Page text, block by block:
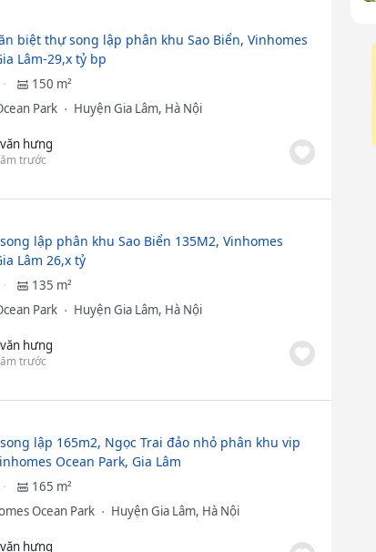
biệt thự song lập phân khu Sao Biển, Vinhomes
Lâm-29,x tỷ bp
150 m²
Park
Huyện Gia Lâm, Hà Nội
hưng
trước
lập phân khu Sao Biển 135M2, Vinhomes
Lâm 26,x tỷ
135 m²
Park
Huyện Gia Lâm, Hà Nội
hưng
trước
lập 165m2, Ngọc Trai đảo nhỏ phân khu vip
Ocean Park, Gia Lâm
165 m²
Ocean Park
Huyện Gia Lâm, Hà Nội
hưng